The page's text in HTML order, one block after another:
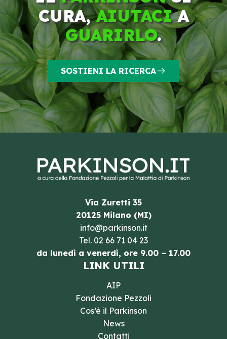
CURA,AIUTACIA
GUARIRLO.
SOSTIENI LA RICERCA
Via Zuretti 35
20125 Milano (MI)
info@parkinson.it
Tel. 02 66 71 04 23
da lunedì a venerdì, ore 9.00 – 17.00
LINK UTILI
AIP
Fondazione Pezzoli
Cos’è il Parkinson
News
Contatti